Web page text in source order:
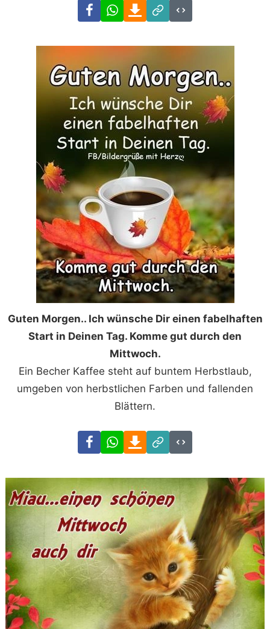
FacebookWhatsAppDownload
Link
Code
Guten Morgen.. Ich wünsche Dir einen fabelhaften
Start in Deinen Tag. Komme gut durch den
Mittwoch.
Ein Becher Kaffee steht auf buntem Herbstlaub,
umgeben von herbstlichen Farben und fallenden
Blättern.
FacebookWhatsAppDownload
Link
Code